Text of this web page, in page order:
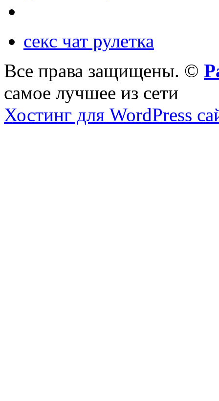
секс чат рулетка
Все права защищены. ©
самое лучшее из сети
Хостинг для WordPress